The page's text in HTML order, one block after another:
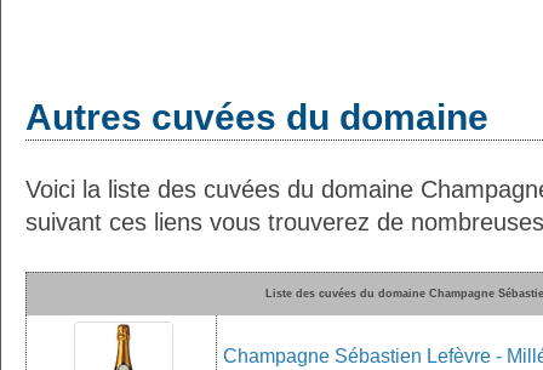
Autres cuvées du domaine
Voici la liste des cuvées du domaine
suivant ces liens vous trouverez de
Liste des cuvées du domaine Champagne
Champagne Sébastien Lefèvre -